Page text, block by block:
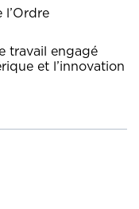
travail engagé
et l’innovation